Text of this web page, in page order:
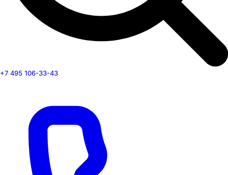
+7 495 106-33-43